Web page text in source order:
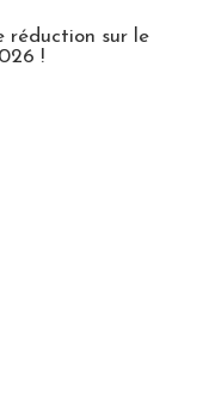
réduction sur le
!